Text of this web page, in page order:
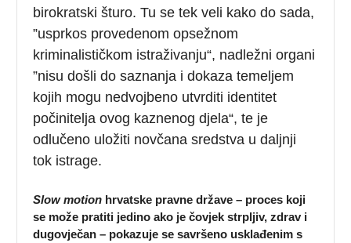
birokratski šturo. Tu se tek veli kako do sada,
”usprkos provedenom opsežnom
kriminalističkom istraživanju“, nadležni organi
”nisu došli do saznanja i dokaza temeljem
kojih mogu nedvojbeno utvrditi identitet
počinitelja ovog kaznenog djela“, te je
odlučeno uložiti novčana sredstva u daljnji
tok istrage.
Slow motion hrvatske pravne države – proces koji
se može pratiti jedino ako je čovjek strpljiv, zdrav i
dugovječan – pokazuje se savršeno usklađenim s